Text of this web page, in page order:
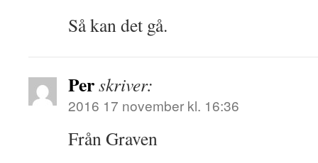
Så kan det gå.
Perskriver:
2016 17 november kl. 16:36
Från Graven